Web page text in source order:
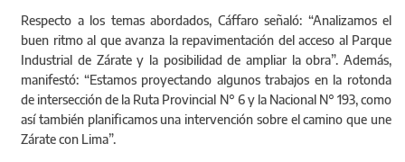
Respecto a los temas abordados, Cáffaro señaló: “Analizamos el
buen ritmo al que avanza la repavimentación del acceso al Parque
Industrial de Zárate y la posibilidad de ampliar la obra”. Además,
manifestó: “Estamos proyectando algunos trabajos en la rotonda
de intersección de la Ruta Provincial N° 6 y la Nacional N° 193, como
así también planificamos una intervención sobre el camino que une
Zárate con Lima”.